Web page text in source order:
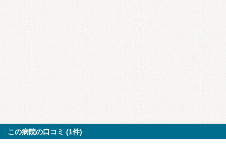
この病院の口コミ (1件)